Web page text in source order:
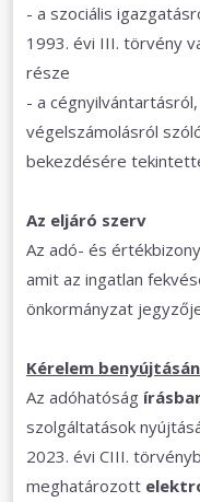
- a szociális
1993. évi III. törvény
része
- a
végelszámolásról
bekezdésére
Az eljáró szerv
Az adó- és
amit az ingatlan
önkormányzat
Kérelem
Az adóhatóság
szolgáltatások
2023. évi CIII.
meghatározott